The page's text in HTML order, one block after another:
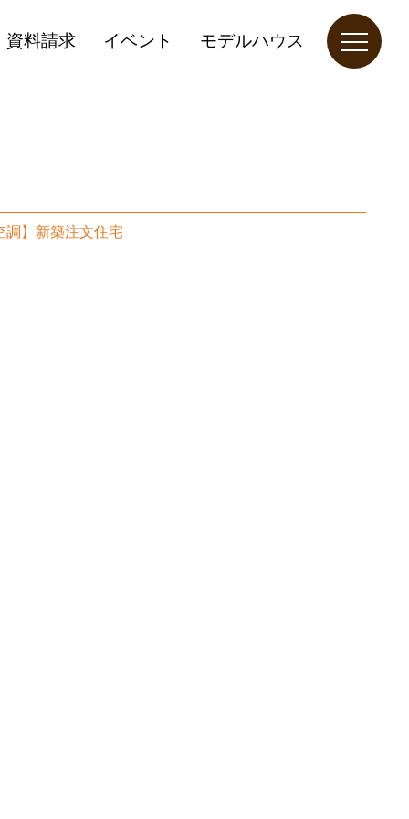
資料請求 イベント モデルハウス
調】新築注文住宅